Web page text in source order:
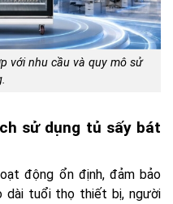
với nhu cầu và quy mô sử
sử dụng tủ sấy bát
động ổn định, đảm bảo
dài tuổi thọ thiết bị, người